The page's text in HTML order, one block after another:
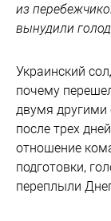
из
вынудили
Украинский
почему
двумя другими
после трех
отношение
подготовки,
переплыли